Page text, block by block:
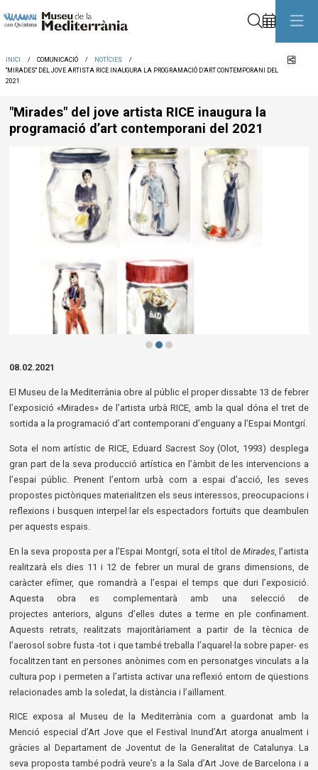
INICI COMUNICACIÓ
NOTÍCIES
"MIRADES" DEL JOVE ARTISTA RICE INAUGURA LA PROGRAMACIÓ D’ART CONTEMPORANI DEL
2021
"Mirades" del jove artista RICE inaugura la
programació d’art contemporani del 2021
08.02.2021
El Museu de la Mediterrània obre al públic el proper dissabte 13 de febrer
l’exposició «Mirades» de l’artista urbà RICE, amb la qual dóna el tret de
sortida a la programació d’art contemporani d’enguany a l’Espai Montgrí.
Sota el nom artístic de RICE, Eduard Sacrest Soy (Olot, 1993) desplega
gran part de la seva producció artística en l’àmbit de les intervencions a
l’espai públic. Prenent l’entorn urbà com a espai d’acció, les seves
propostes pictòriques materialitzen els seus interessos, preocupacions i
reflexions i busquen interpel·lar els espectadors fortuïts que deambulen
per aquests espais.
En la seva proposta per a l’Espai Montgrí, sota el títol de Mirades, l’artista
realitzarà els dies 11 i 12 de febrer un mural de grans dimensions, de
caràcter efímer, que romandrà a l’espai el temps que duri l’exposició.
Aquesta obra es complementarà amb una selecció de
projectes anteriors, alguns d’elles dutes a terme en ple confinament.
Aquests retrats, realitzats majoritàriament a partir de la tècnica de
l’aerosol sobre fusta -tot i que també treballa l’aquarel·la sobre paper- es
focalitzen tant en persones anònimes com en personatges vinculats a la
cultura pop i permeten a l’artista activar una reflexió entorn de qüestions
relacionades amb la soledat, la distància i l’aïllament.
RICE exposa al Museu de la Mediterrània com a guardonat amb la
Menció especial d’Art Jove que el Festival Inund’Art atorga anualment i
gràcies al Departament de Joventut de la Generalitat de Catalunya. La
seva proposta també podrà veure’s a la Sala d’Art Jove de Barcelona i a